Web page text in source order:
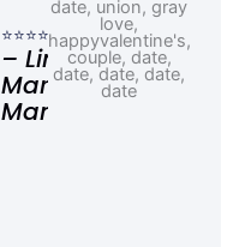
⭐⭐⭐⭐⭐
– Linda,
Marketing
Manager